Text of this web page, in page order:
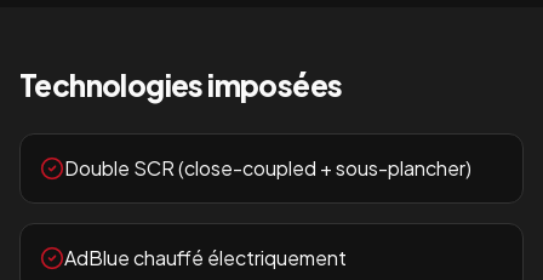
Technologies imposées
Double SCR (close-coupled + sous-plancher)
AdBlue chauffé électriquement